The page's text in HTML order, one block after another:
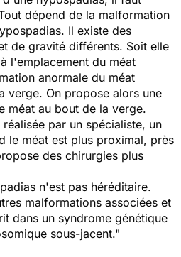
dépend de la malformation
Il existe des
de gravité différents. Soit elle
l'emplacement du méat
anormale du méat
verge. On propose alors une
méat au bout de la verge.
par un spécialiste, un
le méat est plus proximal, près
des chirurgies plus
n'est pas héréditaire.
malformations associées et
dans un syndrome génétique
sous-jacent."